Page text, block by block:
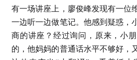
有一场讲座上，廖俊峰发现有一位
一边听一边做笔记。他感到疑惑，
商的讲座？经过询问，原来，小
的，他妈妈的普通话水平不够好，